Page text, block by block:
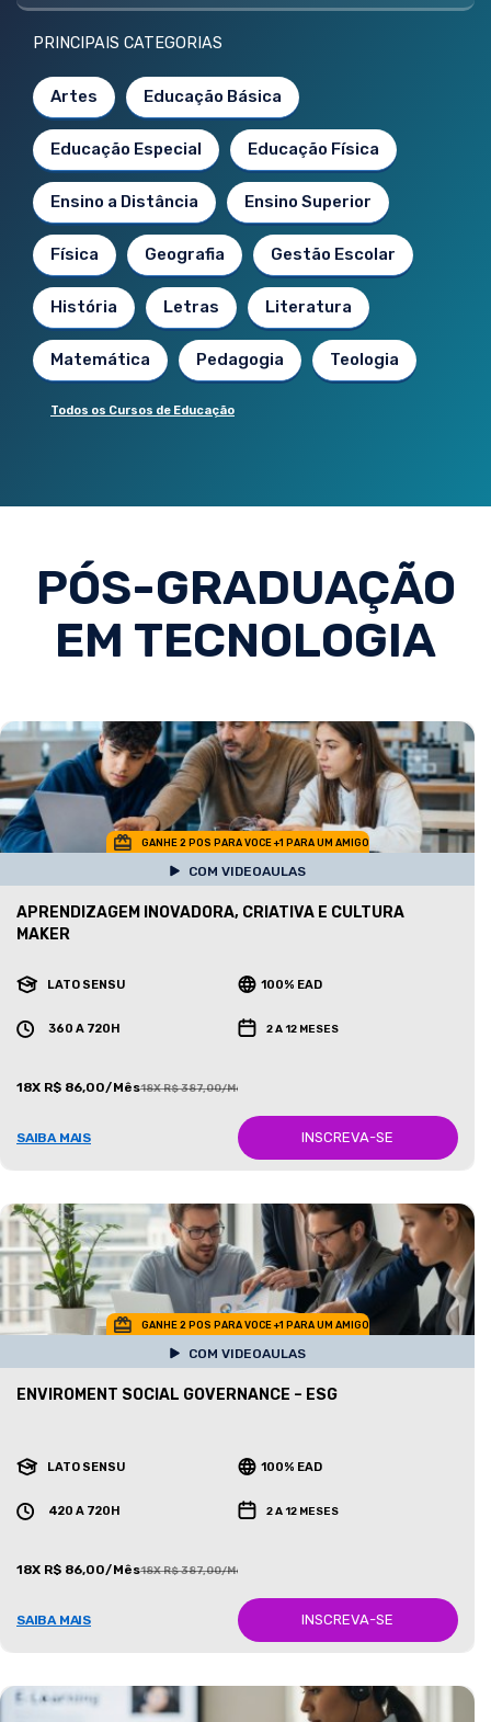
PRINCIPAIS CATEGORIAS
Artes Educação Básica
Educação Especial Educação Física
Ensino a Distância Ensino Superior
Física Geografia Gestão Escolar
História Letras Literatura
Matemática Pedagogia Teologia
Todos os Cursos de Educação
PÓS-GRADUAÇÃO
EM TECNOLOGIA
GANHE 2 POS PARA VOCE +1 PARA UM AMIGO
COM VIDEOAULAS
APRENDIZAGEM INOVADORA, CRIATIVA E CULTURA
MAKER
LATO SENSU 100% EAD
360 A 720H 2 A 12 MESES
18X R$ 86,00/Mês18X R$ 387,00/Mês
SAIBA MAIS INSCREVA-SE
GANHE 2 POS PARA VOCE +1 PARA UM AMIGO
COM VIDEOAULAS
ENVIROMENT SOCIAL GOVERNANCE – ESG
LATO SENSU 100% EAD
420 A 720H 2 A 12 MESES
18X R$ 86,00/Mês18X R$ 387,00/Mês
SAIBA MAIS INSCREVA-SE